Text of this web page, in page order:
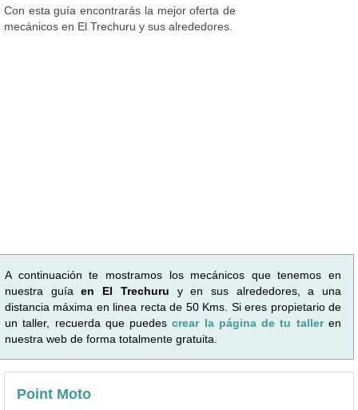
Con esta guía encontrarás la mejor oferta de
mecánicos en El Trechuru y sus alrededores.
A continuación te mostramos los mecánicos que tenemos en
nuestra guíaen El Trechuru y en sus alrededores, a una
distancia máxima en linea recta de 50 Kms. Si eres propietario de
un taller, recuerda que puedescrear la página de tu talleren
nuestra web de forma totalmente gratuita.
Point Moto